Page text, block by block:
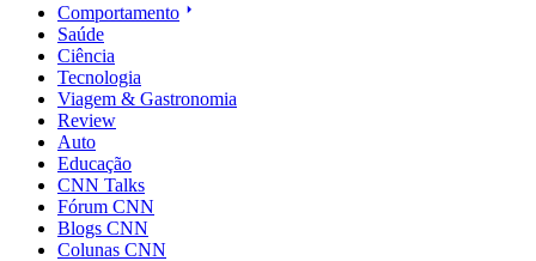
Comportamento
Saúde
Ciência
Tecnologia
Viagem & Gastronomia
Review
Auto
Educação
CNN Talks
Fórum CNN
Blogs CNN
Colunas CNN